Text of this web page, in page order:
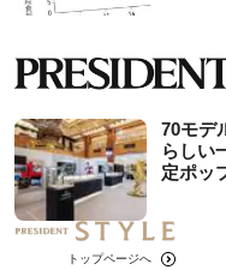
70モデ
らしい
定ポッ
トップページへ